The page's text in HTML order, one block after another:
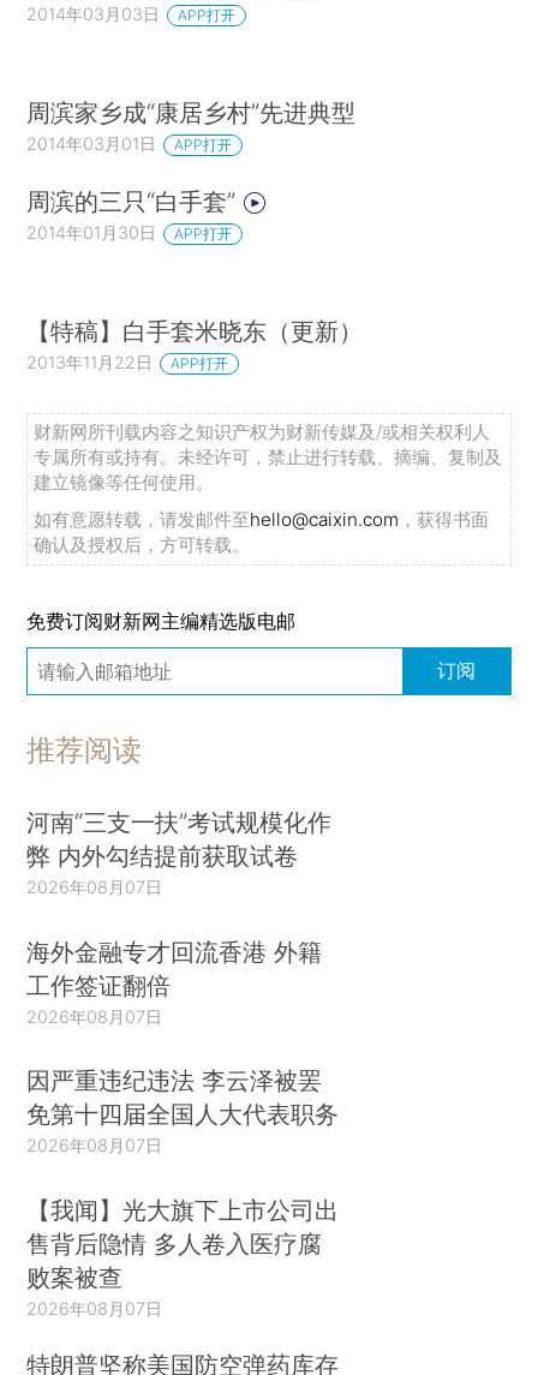
2014年03月03日 APP打开
周滨家乡成“康居乡村”先进典型
2014年03月01日 APP打开
周滨的三只“白手套”
2014年01月30日 APP打开
【特稿】白手套米晓东（更新）
2013年11月22日 APP打开
财新网所刊载内容之知识产权为财新传媒及/或相关权利人
专属所有或持有。未经许可，禁止进行转载、摘编、复制及
建立镜像等任何使用。
如有意愿转载，请发邮件至hello@caixin.com ，获得书面
确认及授权后，方可转载。
免费订阅财新网主编精选版电邮
订阅
推荐阅读
河南“三支一扶”考试规模化作
弊 内外勾结提前获取试卷
2026年08月07日
海外金融专才回流香港 外籍
工作签证翻倍
2026年08月07日
因严重违纪违法 李云泽被罢
免第十四届全国人大代表职务
2026年08月07日
【我闻】光大旗下上市公司出
售背后隐情 多人卷入医疗腐
败案被查
2026年08月07日
特朗普坚称美国防空弹药库存